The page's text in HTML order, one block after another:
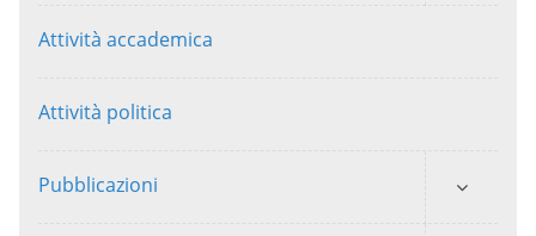
Attività accademica
Attività politica
Pubblicazioni